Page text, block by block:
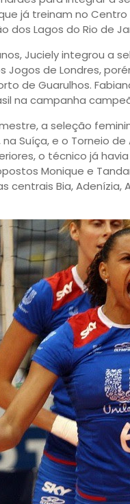
já treinam no
dos Lagos do Rio de
Juciely integrou a
Jogos de Londres,
de Guarulhos.
na campanha
a seleção
Suíça, e o Torneio de
o técnico já
Monique e
centrais Bia,